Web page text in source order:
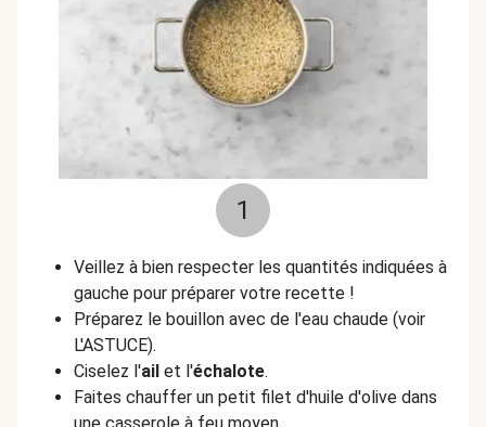
1
Veillez à bien respecter les quantités indiquées à
gauche pour préparer votre recette !
Préparez le bouillon avec de l'eau chaude (voir
L'ASTUCE).
Ciselez l'ail et l'échalote.
Faites chauffer un petit filet d'huile d'olive dans